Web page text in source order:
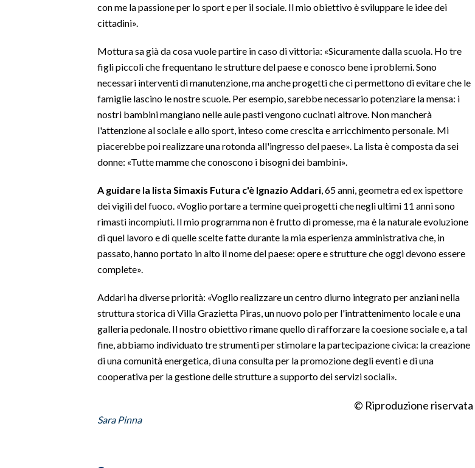
con me la passione per lo sport e per il sociale. Il mio obiettivo è sviluppare le idee dei
cittadini».
Mottura sa già da cosa vuole partire in caso di vittoria: «Sicuramente dalla scuola. Ho tre
figli piccoli che frequentano le strutture del paese e conosco bene i problemi. Sono
necessari interventi di manutenzione, ma anche progetti che ci permettono di evitare che le
famiglie lascino le nostre scuole. Per esempio, sarebbe necessario potenziare la mensa: i
nostri bambini mangiano nelle aule pasti vengono cucinati altrove. Non mancherà
l'attenzione al sociale e allo sport, inteso come crescita e arricchimento personale. Mi
piacerebbe poi realizzare una rotonda all'ingresso del paese». La lista è composta da sei
donne: «Tutte mamme che conoscono i bisogni dei bambini».
A guidare la lista Simaxis Futura c'è Ignazio Addari, 65 anni, geometra ed ex ispettore
dei vigili del fuoco. «Voglio portare a termine quei progetti che negli ultimi 11 anni sono
rimasti incompiuti. Il mio programma non è frutto di promesse, ma è la naturale evoluzione
di quel lavoro e di quelle scelte fatte durante la mia esperienza amministrativa che, in
passato, hanno portato in alto il nome del paese: opere e strutture che oggi devono essere
complete».
Addari ha diverse priorità: «Voglio realizzare un centro diurno integrato per anziani nella
struttura storica di Villa Grazietta Piras, un nuovo polo per l'intrattenimento locale e una
galleria pedonale. Il nostro obiettivo rimane quello di rafforzare la coesione sociale e, a tal
fine, abbiamo individuato tre strumenti per stimolare la partecipazione civica: la creazione
di una comunità energetica, di una consulta per la promozione degli eventi e di una
cooperativa per la gestione delle strutture a supporto dei servizi sociali».
© Riproduzione riservata
Sara Pinna